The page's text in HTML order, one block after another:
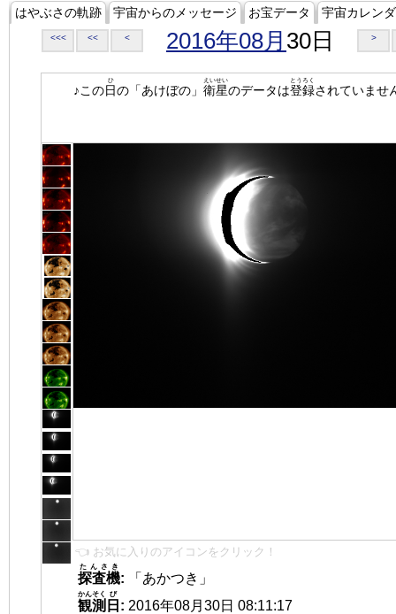
はやぶさの軌跡 宇宙からのメッセージ お宝データ 宇宙カレン
<<< << < 2016年08月 30日 >
♪この日
ひ
の「あけぼの」 衛星
えいせい
のデータは登録
とうろく
されていませ
👈 お気に入りのアイコンをクリック！
探査機
たんさき
:
「あかつき」
観測
かんそく
日
び
: 2016年08月30日 08:11:17